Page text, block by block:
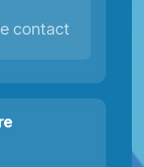
contact